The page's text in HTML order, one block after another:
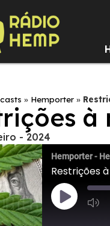
» Hemporter »
- 2024
Hemporter -
Restrições